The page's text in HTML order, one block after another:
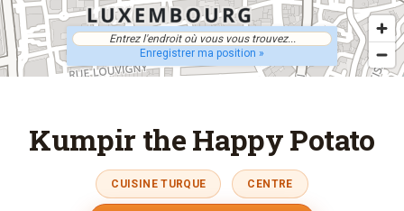
Enregistrer ma position »
Kumpir the Happy Potato
CUISINE TURQUE CENTRE